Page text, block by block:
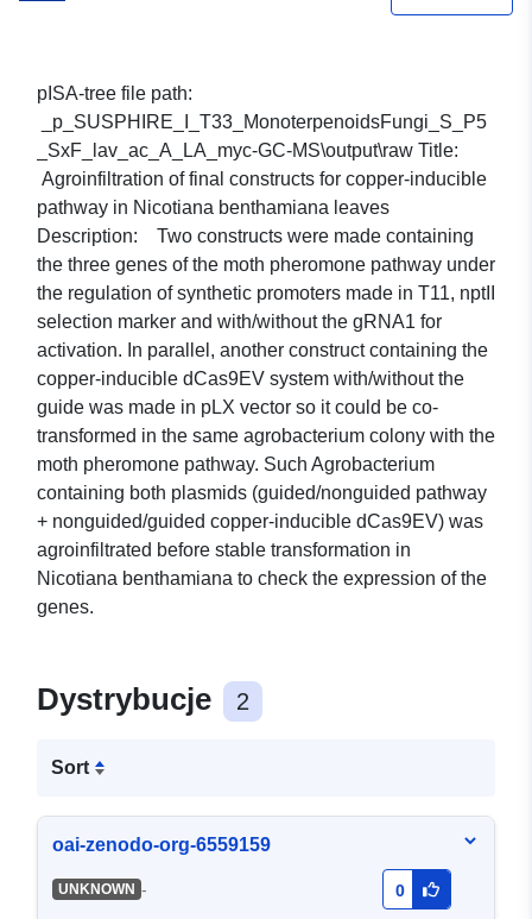
pISA-tree file path:
_p_SUSPHIRE_I_T33_MonoterpenoidsFungi_S_P5
_SxF_lav_ac_A_LA_myc-GC-MS\output\raw Title:
Agroinfiltration of final constructs for copper-inducible
pathway in Nicotiana benthamiana leaves
Description: Two constructs were made containing
the three genes of the moth pheromone pathway under
the regulation of synthetic promoters made in T11, nptII
selection marker and with/without the gRNA1 for
activation. In parallel, another construct containing the
copper-inducible dCas9EV system with/without the
guide was made in pLX vector so it could be co-
transformed in the same agrobacterium colony with the
moth pheromone pathway. Such Agrobacterium
containing both plasmids (guided/nonguided pathway
+ nonguided/guided copper-inducible dCas9EV) was
agroinfiltrated before stable transformation in
Nicotiana benthamiana to check the expression of the
genes.
Dystrybucje 2
Sort
oai-zenodo-org-6559159
UNKNOWN - 0